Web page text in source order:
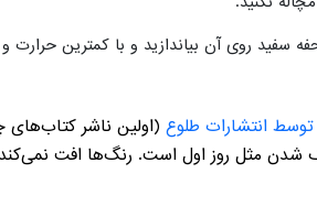
روی آن بیاندازید و با کمترین حرارت و
انتشارات طلوع (اولین ناشر
مثل روز اول است. رنگ‌ها افت